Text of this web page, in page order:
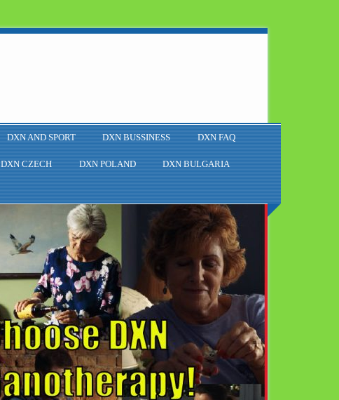
DXN AND SPORT DXN BUSSINESS DXN FAQ
DXN CZECH DXN POLAND DXN BULGARIA